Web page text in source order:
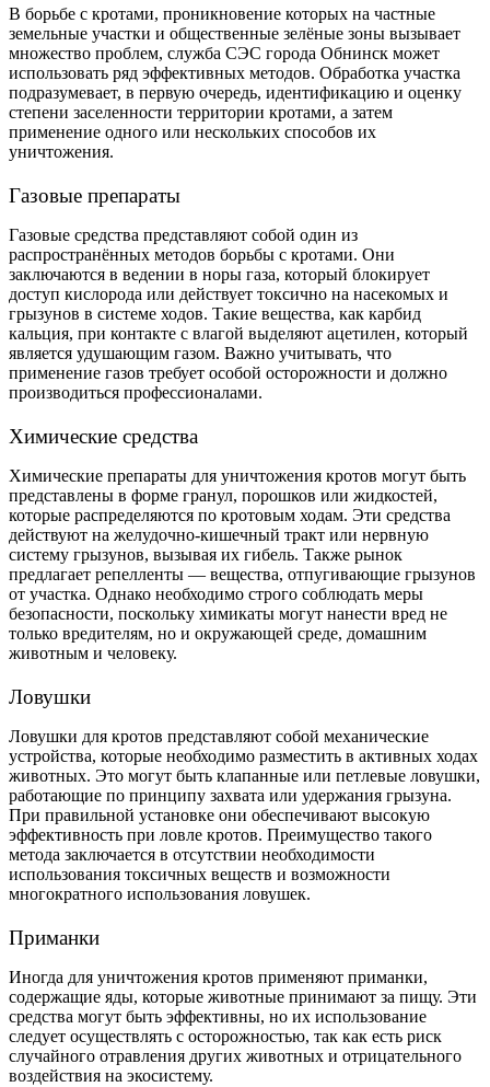
В борьбе с кротами, проникновение которых на частные
земельные участки и общественные зелёные зоны вызывает
множество проблем, служба СЭС города Обнинск может
использовать ряд эффективных методов. Обработка участка
подразумевает, в первую очередь, идентификацию и оценку
степени заселенности территории кротами, а затем
применение одного или нескольких способов их
уничтожения.
Газовые препараты
Газовые средства представляют собой один из
распространённых методов борьбы с кротами. Они
заключаются в ведении в норы газа, который блокирует
доступ кислорода или действует токсично на насекомых и
грызунов в системе ходов. Такие вещества, как карбид
кальция, при контакте с влагой выделяют ацетилен, который
является удушающим газом. Важно учитывать, что
применение газов требует особой осторожности и должно
производиться профессионалами.
Химические средства
Химические препараты для уничтожения кротов могут быть
представлены в форме гранул, порошков или жидкостей,
которые распределяются по кротовым ходам. Эти средства
действуют на желудочно-кишечный тракт или нервную
систему грызунов, вызывая их гибель. Также рынок
предлагает репелленты — вещества, отпугивающие грызунов
от участка. Однако необходимо строго соблюдать меры
безопасности, поскольку химикаты могут нанести вред не
только вредителям, но и окружающей среде, домашним
животным и человеку.
Ловушки
Ловушки для кротов представляют собой механические
устройства, которые необходимо разместить в активных ходах
животных. Это могут быть клапанные или петлевые ловушки,
работающие по принципу захвата или удержания грызуна.
При правильной установке они обеспечивают высокую
эффективность при ловле кротов. Преимущество такого
метода заключается в отсутствии необходимости
использования токсичных веществ и возможности
многократного использования ловушек.
Приманки
Иногда для уничтожения кротов применяют приманки,
содержащие яды, которые животные принимают за пищу. Эти
средства могут быть эффективны, но их использование
следует осуществлять с осторожностью, так как есть риск
случайного отравления других животных и отрицательного
воздействия на экосистему.